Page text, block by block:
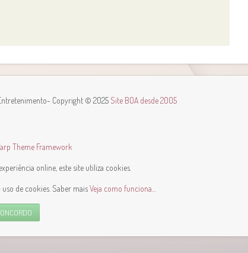
- Copyright © 2025 Site BOA desde 2005
Theme Framework
online, este site utiliza cookies.
de cookies. Saber maisVeja como funciona...